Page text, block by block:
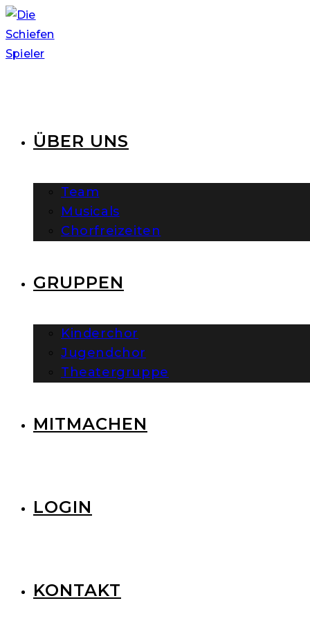
Zum
Inhalt
springen
ÜBER UNS
Team
Musicals
Chorfreizeiten
GRUPPEN
Kinderchor
Jugendchor
Theatergruppe
MITMACHEN
LOGIN
KONTAKT